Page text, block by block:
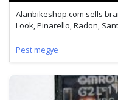
Alanbikeshop.com sells
Look, Pinarello, Radon,
Pest megye